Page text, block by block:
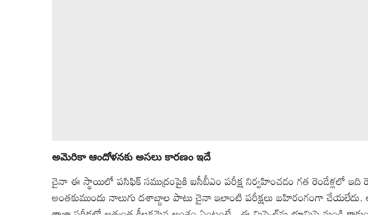
అమెరికా ఆందోళనకు అసలు కారణం ఇదే
చైనా ఈ స్థాయిలో పసిఫిక్ సముద్రంపైకి ఐసీబీఎం పరీక్ష నిర్వహించడం గత రెండేళ్లలో
అంతకుముందు నాలుగు దశాబ్దాల పాటు చైనా ఇలాంటి పరీక్షలు బహిరంగంగా